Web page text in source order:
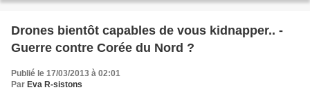
Drones bientôt capables de vous kidnapper.. -
Guerre contre Corée du Nord ?
Publié le 17/03/2013 à 02:01
Par Eva R-sistons